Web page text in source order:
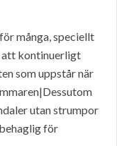
många, speciellt
att kontinuerligt
som uppstår när
utan strumpor
för